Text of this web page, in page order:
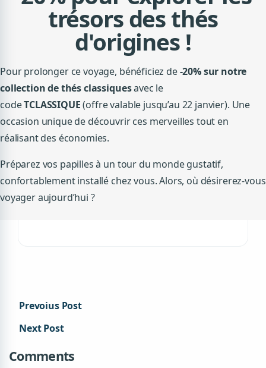
trésors des thés
d'origines !
Pour prolonger ce voyage, bénéficiez de-20% sur notre
collection de thés classiquesavec le
codeTCLASSIQUE(offre valable jusqu’au 22 janvier). Une
occasion unique de découvrir ces merveilles tout en
réalisant des économies.
Préparez vos papilles à un tour du monde gustatif,
confortablement installé chez vous. Alors, où désirerez-vous
voyager aujourd’hui ?
Prevoius Post
Next Post
Comments